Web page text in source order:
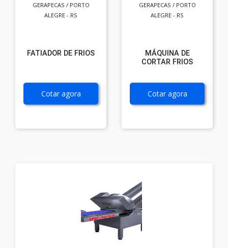
GERAPECAS / PORTO
ALEGRE - RS
FATIADOR DE FRIOS
Cotar agora
GERAPECAS / PORTO
ALEGRE - RS
MÁQUINA DE
CORTAR FRIOS
Cotar agora